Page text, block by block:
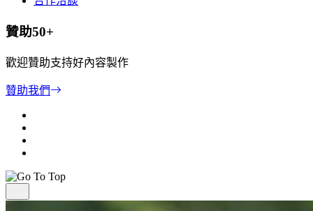
贊助50+
歡迎贊助支持好內容製作
贊助我們